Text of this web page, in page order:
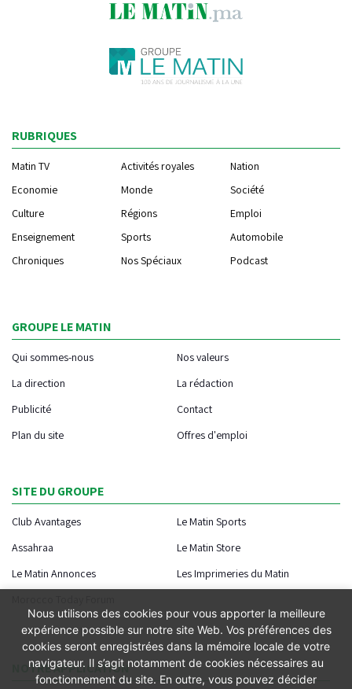
RUBRIQUES
Matin TV Activités royales
Nation
Economie
Monde
Société
Culture
Régions
Emploi
Enseignement
Sports
Automobile
Chroniques
Nos Spéciaux Podcast
GROUPE LE MATIN
Qui sommes-nous
Nos valeurs
La direction
La rédaction
Publicité
Contact
Plan du site
Offres d'emploi
SITE DU GROUPE
Club Avantages
Le Matin Sports
Assahraa
Le Matin Store
Le Matin Annonces
Les Imprimeries du Matin
NOTRE APPLICATION
Nous utilisons des cookies pour vous apporter la meilleure
expérience possible sur notre site Web. Vos préférences des
cookies seront enregistrées dans la mémoire locale de votre
navigateur. Il s’agit notamment de cookies nécessaires au
fonctionnement du site. En outre, vous pouvez décider